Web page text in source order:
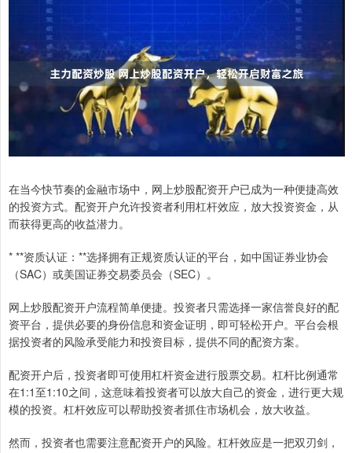
在当今快节奏的金融市场中，网上炒股配资开户已成为一种便捷高效
的投资方式。配资开户允许投资者利用杠杆效应，放大投资资金，从
而获得更高的收益潜力。
* **资质认证：**选择拥有正规资质认证的平台，如中国证券业协会
（SAC）或美国证券交易委员会（SEC）。
网上炒股配资开户流程简单便捷。投资者只需选择一家信誉良好的配
资平台，提供必要的身份信息和资金证明，即可轻松开户。平台会根
据投资者的风险承受能力和投资目标，提供不同的配资方案。
配资开户后，投资者即可使用杠杆资金进行股票交易。杠杆比例通常
在1:1至1:10之间，这意味着投资者可以放大自己的资金，进行更大规
模的投资。杠杆效应可以帮助投资者抓住市场机会，放大收益。
然而，投资者也需要注意配资开户的风险。杠杆效应是一把双刃剑，